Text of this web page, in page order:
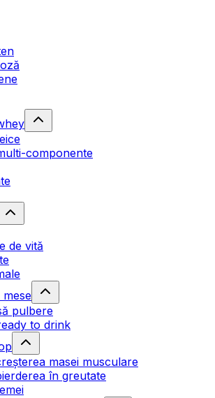
componente
de vită
pulbere
to drink
masei musculare
în greutate